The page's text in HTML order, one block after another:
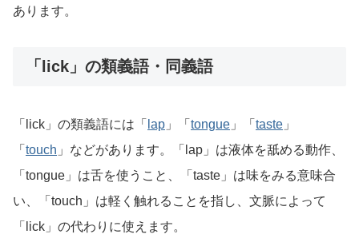
あります。
「lick」の類義語・同義語
「lick」の類義語には「 lap 」「 tongue 」「 taste 」
「 touch 」などがあります。「lap」は液体を舐める動作、
「tongue」は舌を使うこと、「taste」は味をみる意味合
い、「touch」は軽く触れることを指し、文脈によって
「lick」の代わりに使えます。